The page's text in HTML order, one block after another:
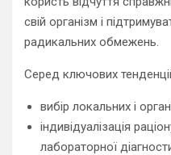
свій організм і
радикальних обмежень.
Серед ключових
вибір локальних і
індивідуалізація
лабораторної